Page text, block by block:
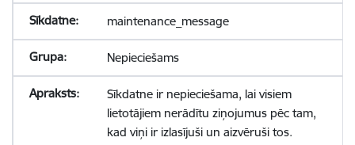
maintenance_message
Nepieciešams
Sīkdatne ir nepieciešama, lai visiem
lietotājiem nerādītu ziņojumus pēc tam,
kad viņi ir izlasījuši un aizvēruši tos.